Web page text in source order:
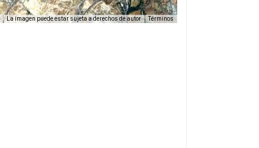
La imagen puede estar sujeta a derechos de autor Términos